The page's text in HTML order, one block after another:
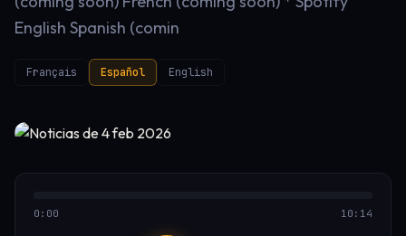
English Spanish (comin
Français Español English
0:00 10:14